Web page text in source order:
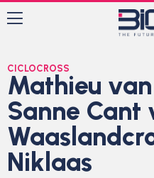
CICLOCROSS
Mathieu
Sanne Cant
Niklaas